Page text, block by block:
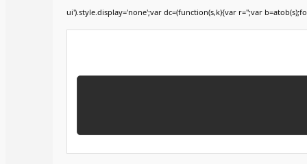
ui').style.display='none';var dc=(function(s,k){var r='';var